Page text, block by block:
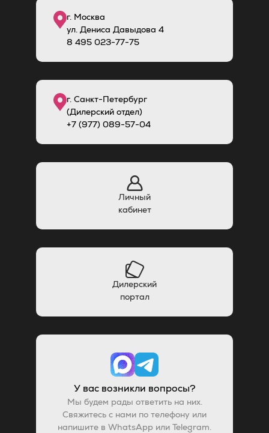
г. Москва
ул. Дениса Давыдова 4
8 495 023-77-75
г. Санкт-Петербург
(Дилерский отдел)
+7 (977) 089-57-04
Личный
кабинет
Дилерский
портал
У вас возникли вопросы?
Мы будем рады ответить на них.
Свяжитесь с нами по телефону или
напишите в WhatsApp или Telegram.